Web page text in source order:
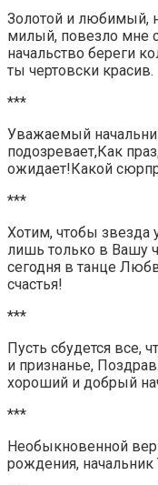
Золотой и любимый,
милый, повезло мне
начальство береги
ты чертовски красив.
***
Уважаемый
подозревает,Как
ожидает!Какой
***
Хотим, чтобы звезда
лишь только в Вашу
сегодня в танце
счастья!
***
Пусть сбудется все,
и признанье,
хороший и добрый
***
Необыкновенной
рождения,